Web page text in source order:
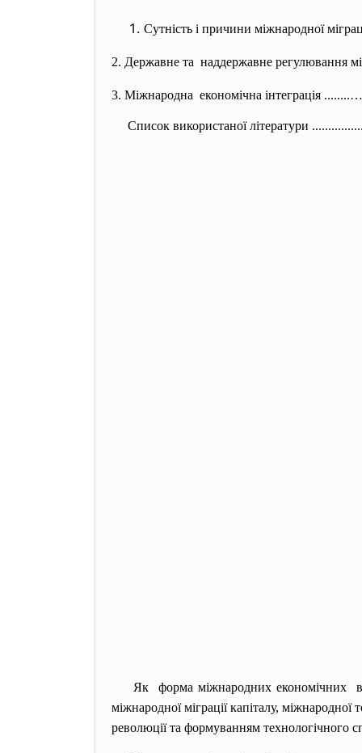
Сутність і причини міжнародної
2. Державне та наддержавне регулювання
3. Міжнародна економічна інтеграція
Список використаної літератури
Як форма міжнародних економічних
міжнародної міграції капіталу,
революції та формуванням технологічного